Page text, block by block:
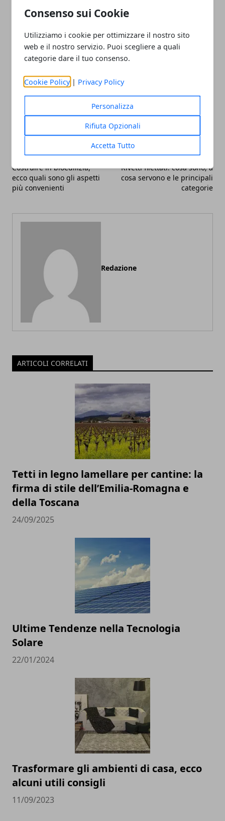
Consenso sui Cookie
Utilizziamo i cookie per ottimizzare il nostro sito
web e il nostro servizio. Puoi scegliere a quali
categorie dare il tuo consenso.
Cookie Policy | Privacy Policy
Personalizza
Rifiuta Opzionali
Accetta Tutto
spazio del living come maggiormente ampio.
Provare per credere!
Facebook
TwitterWhatsapp
Articolo Precedente
Costruire in bioedilizia,
ecco quali sono gli aspetti
più convenienti
Articolo Successivo
Rivetti filettati: cosa sono, a
cosa servono e le principali
categorie
Redazione
ARTICOLI CORRELATI
Tetti in legno lamellare per cantine: la
firma di stile dell’Emilia-Romagna e
della Toscana
24/09/2025
Ultime Tendenze nella Tecnologia
Solare
22/01/2024
Trasformare gli ambienti di casa, ecco
alcuni utili consigli
11/09/2023